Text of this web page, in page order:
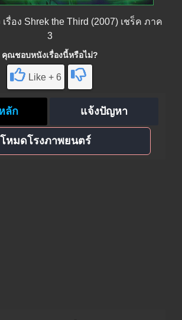
เรื่อง Shrek the Third (2007) เชร็ค ภาค
3
คุณชอบหนังเรื่องนี้หรือไม่?
Like + 6
ลัก แจ้งปัญหา
โหมดโรงภาพยนตร์